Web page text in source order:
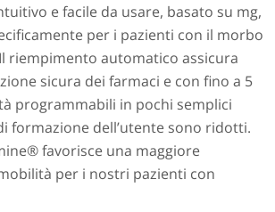
e facile da usare, basato su mg,
per i pazienti con il morbo
riempimento automatico assicura
sicura dei farmaci e con fino a 5
programmabili in pochi semplici
formazione dell’utente sono ridotti.
favorisce una maggiore
per i nostri pazienti con